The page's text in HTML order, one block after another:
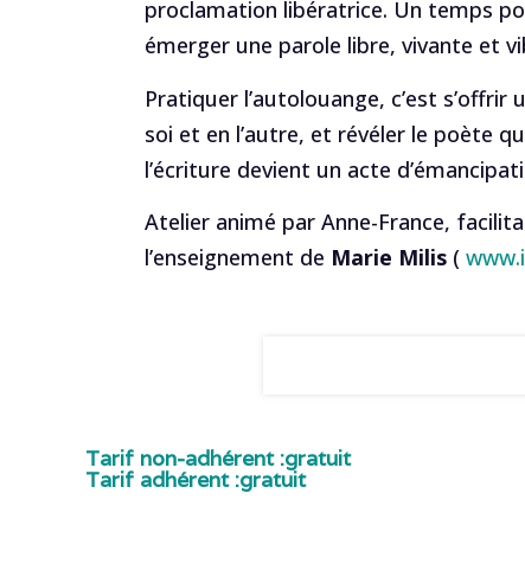
proclamation libératrice. Un temps
émerger une parole libre, vivante et
Pratiquer l’autolouange, c’est
soi et en l’autre, et révéler le poète
l’écriture devient un acte
Atelier animé par Anne-France,
l’enseignement de Marie Milis (
Tarif non-adhérent :gratuit
Tarif adhérent :gratuit